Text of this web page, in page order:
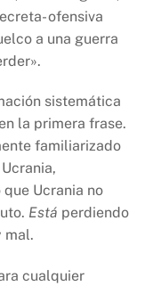
ofensiva
a una guerra
sistemática
la primera frase.
familiarizado
Ucrania no
Está perdiendo
mal.
cualquier